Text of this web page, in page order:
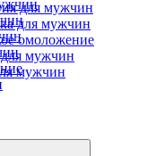
для мужчин
для мужчин
омоложение
мужчин
мужчин